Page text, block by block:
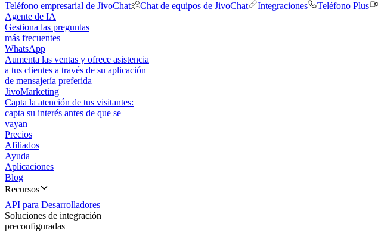
Teléfono empresarial de JivoChat
Chat de equipos de JivoChat Integraciones Teléfono Plus
Agente de IA
Gestiona las preguntas
más frecuentes
WhatsApp
Aumenta las ventas y ofrece asistencia
a tus clientes a través de su aplicación
de mensajería preferida
JivoMarketing
Capta la atención de tus visitantes:
capta su interés antes de que se
vayan
Precios
Afiliados
Ayuda
Aplicaciones
Blog
Recursos
API para Desarrolladores
Soluciones de integración
preconfiguradas